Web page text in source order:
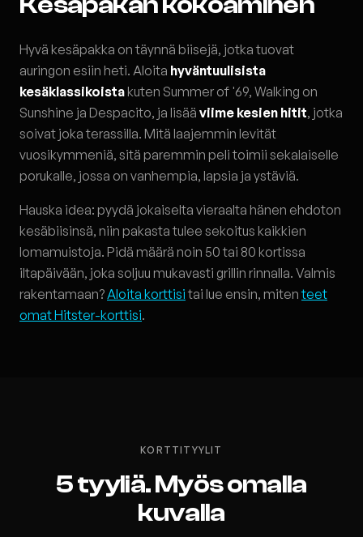
Hyvä kesäpakka on täynnä biisejä, jotka tuovat
auringon esiin heti. Aloita hyväntuulisista
kesäklassikoista kuten Summer of '69, Walking on
Sunshine ja Despacito, ja lisää viime kesien hitit, jotka
soivat joka terassilla. Mitä laajemmin levität
vuosikymmeniä, sitä paremmin peli toimii sekalaiselle
porukalle, jossa on vanhempia, lapsia ja ystäviä.
Hauska idea: pyydä jokaiselta vieraalta hänen ehdoton
kesäbiisinsä, niin pakasta tulee sekoitus kaikkien
lomamuistoja. Pidä määrä noin 50 tai 80 kortissa
iltapäivään, joka soljuu mukavasti grillin rinnalla. Valmis
rakentamaan?Aloita korttisi tai lue ensin, mitenteet
omat Hitster-korttisi.
KORTTITYYLIT
5 tyyliä. Myös omalla
kuvalla